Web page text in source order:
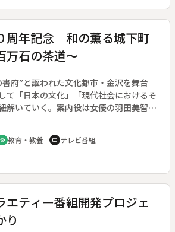
まで多くの認知症患者と接してきたが、
の過酷さを突き付けられた。更に仕事で
により、運営するデイサービスなどで新
。家族として、介護の専門職として、認
周年記念 和の薫る城下町
石の茶道～
府”と謳われた文化都市・金沢を舞台
て「日本の文化」「現代社会におけるそ
解いていく。案内役は女優の羽田美智
」の精神、茶器、庭、建築、書、華、も
る「和」のエッセンスの総合文化と言え
、そして大衆にも大切にされてきた茶道
なる文化政策の中心にあった。そして芸
いる。◆番組では、加賀藩前田家に仕え
叟宗室と初代大樋長左衛門を源流とする
をたどりながら、金沢の地に脈々と受け
と街の魅力を探る。ＭＲＯ開局６０周年
school 教育・教養 tv テレビ番組
エティー番組開発プロジェ
り